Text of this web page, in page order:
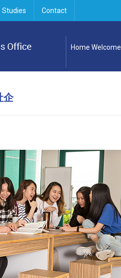
Studies Contact
Home Welcome
企